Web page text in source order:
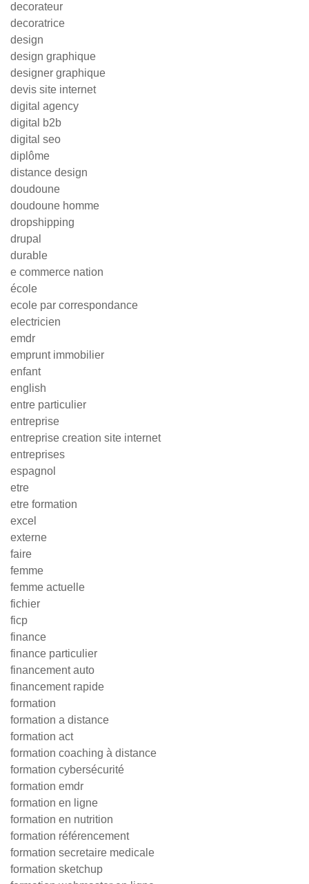
decorateur
decoratrice
design
design graphique
designer graphique
devis site internet
digital agency
digital b2b
digital seo
diplôme
distance design
doudoune
doudoune homme
dropshipping
drupal
durable
e commerce nation
école
ecole par correspondance
electricien
emdr
emprunt immobilier
enfant
english
entre particulier
entreprise
entreprise creation site internet
entreprises
espagnol
etre
etre formation
excel
externe
faire
femme
femme actuelle
fichier
ficp
finance
finance particulier
financement auto
financement rapide
formation
formation a distance
formation act
formation coaching à distance
formation cybersécurité
formation emdr
formation en ligne
formation en nutrition
formation référencement
formation secretaire medicale
formation sketchup